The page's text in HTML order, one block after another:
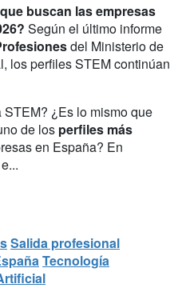
buscan las empresas
Según el último informe
del Ministerio de
los perfiles STEM continúan
¿Es lo mismo que
de los perfiles más
en España? En
Salida profesional
Tecnología